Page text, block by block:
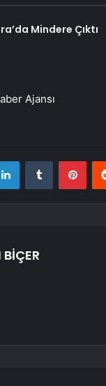
Mindere Çıktı
Ajansı
LinkedInTumblr